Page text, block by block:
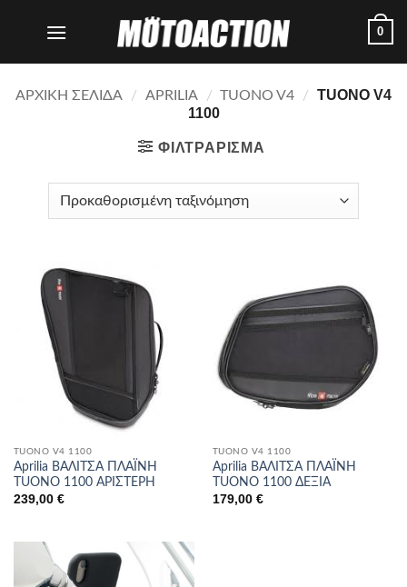
0
ΑΡΧΙΚΗ ΣΕΛΙΔΑ / APRILIA / TUONO V4 /
TUONO V4
1100
ΦΙΛΤΡΑΡΙΣΜΑ
TUONO V4 1100
Aprilia ΒΑΛΙΤΣΑ ΠΛΑΪΝΗ
TUONO 1100 ΑΡΙΣΤΕΡΗ
239,00 €
TUONO V4 1100
Aprilia ΒΑΛΙΤΣΑ ΠΛΑΪΝΗ
TUONO 1100 ΔΕΞΙΑ
179,00 €